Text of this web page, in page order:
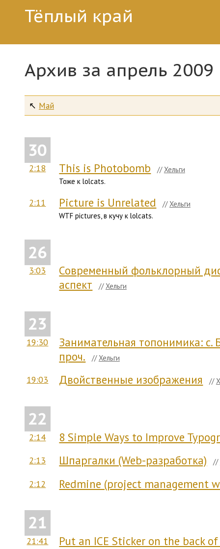
Тёплый край
Архив за апрель 2009
↖ Май
30
2:18 This is Photobomb //Хельги
Тоже к lolcats.
2:11 Picture is Unrelated // Хельги
WTF pictures, в кучу к lolcats.
26
3:03
Современный фольклорный
аспект
//Хельги
23
19:30
Занимательная топонимика: с.
проч.
//Хельги
19:03 Двойственные изображения //
22
2:14 8 Simple Ways to Improve
2:13 Шпаргалки (Web-разработка) //
2:12 Redmine (project management
21
21:41 Put an ICE Sticker on the back